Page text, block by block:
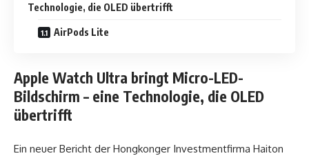
Technologie, die OLED übertrifft
AirPods Lite
Apple Watch Ultra bringt Micro-LED-
Bildschirm – eine Technologie, die OLED
übertrifft
Ein neuer Bericht der Hongkonger Investmentfirma Haiton